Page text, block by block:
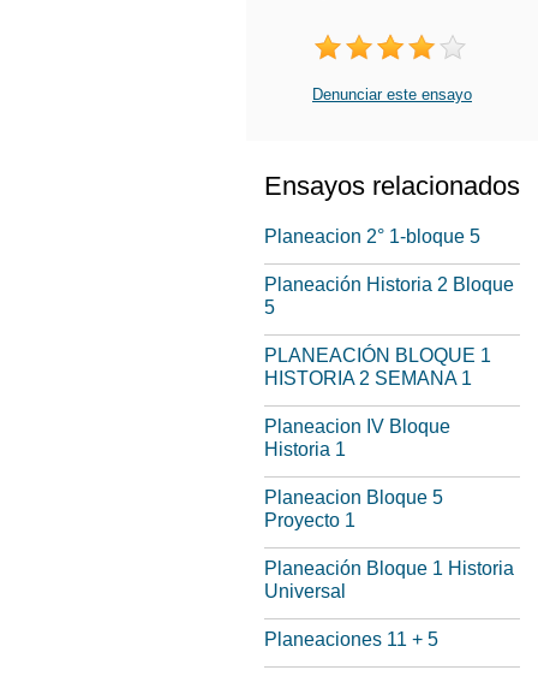
Denunciar este ensayo
Ensayos relacionados
Planeacion 2° 1-bloque 5
Planeación Historia 2 Bloque
5
PLANEACIÓN BLOQUE 1
HISTORIA 2 SEMANA 1
Planeacion IV Bloque
Historia 1
Planeacion Bloque 5
Proyecto 1
Planeación Bloque 1 Historia
Universal
Planeaciones 11 + 5